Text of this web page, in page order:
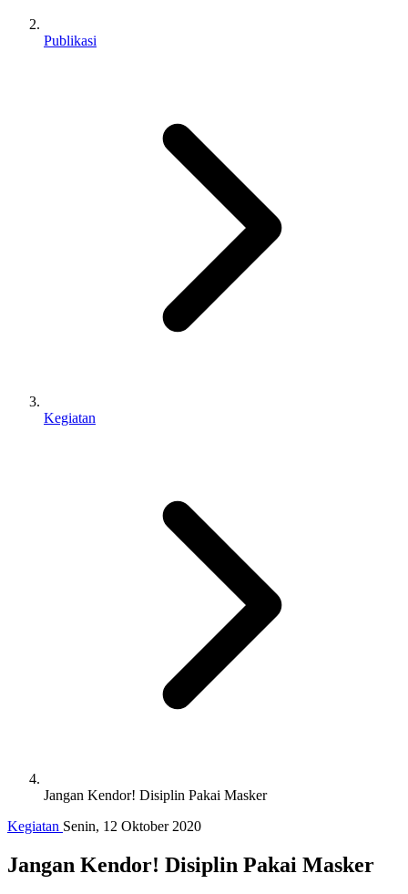
Publikasi
Kegiatan
Jangan Kendor! Disiplin Pakai Masker
Kegiatan Senin, 12 Oktober 2020
Jangan Kendor! Disiplin Pakai Masker